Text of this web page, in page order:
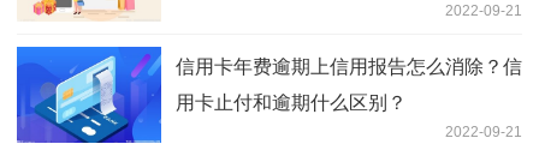
2022-09-21
信用卡年费逾期上信用报告怎么消除？信
用卡止付和逾期什么区别？
2022-09-21